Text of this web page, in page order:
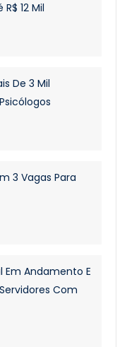
12 Mil
De 3 Mil
3 Vagas Para
Em Andamento E
Com